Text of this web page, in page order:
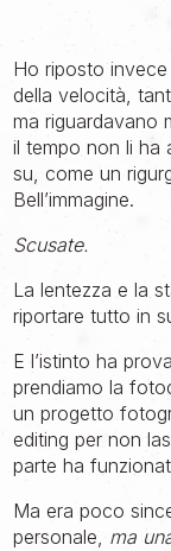
Ho riposto
della velocità,
ma riguardavano
il tempo non li ha
su, come un
Bell’immagine.
Scusate.
La lentezza e la
riportare tutto in
E l’istinto ha
prendiamo la
un progetto
editing per non
parte ha
Ma era poco
personale, ma